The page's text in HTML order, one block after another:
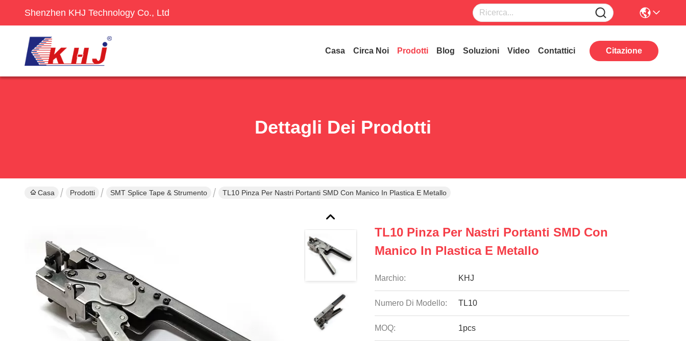
Shenzhen KHJ Technology Co., Ltd
Casa Circa Noi Prodotti Blog Soluzioni Video Contattici Citazione
Dettagli Dei Prodotti
Casa Prodotti SMT Splice Tape & Strumento TL10 Pinza Per Nastri Portanti SMD Con Manico In Plastica E Metallo
TL10 Pinza Per Nastri Portanti SMD Con
Manico In Plastica E Metallo
Marchio: KHJ
Numero Di Modello: TL10
MOQ: 1pcs